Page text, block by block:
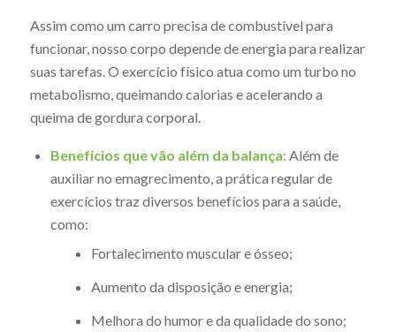
Assim como um carro precisa de combustível para
funcionar, nosso corpo depende de energia para realizar
suas tarefas. O exercício físico atua como um turbo no
metabolismo, queimando calorias e acelerando a
queima de gordura corporal.
Benefícios que vão além da balança:Além de
auxiliar no emagrecimento, a prática regular de
exercícios traz diversos benefícios para a saúde,
como:
Fortalecimento muscular e ósseo;
Aumento da disposição e energia;
Melhora do humor e da qualidade do sono;